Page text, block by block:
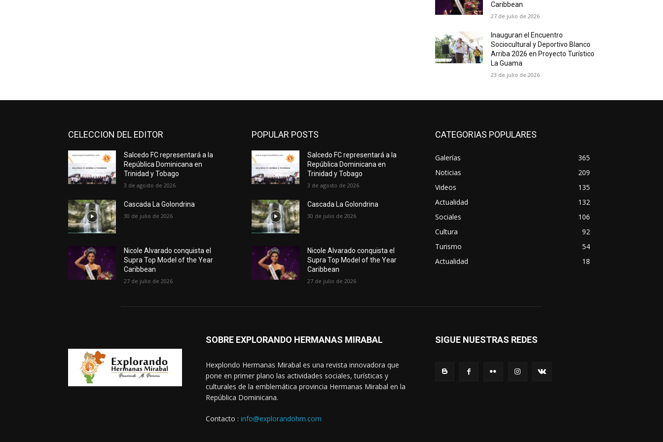
Caribbean
27 de julio de 2026
Inauguran el Encuentro
Sociocultural y Deportivo Blanco
Arriba 2026 en Proyecto Turístico
La Guama
23 de julio de 2026
CELECCION DEL EDITOR
Salcedo FC representará a la
República Dominicana en
Trinidad y Tobago
3 de agosto de 2026
Cascada La Golondrina
30 de julio de 2026
Nicole Alvarado conquista el
Supra Top Model of the Year
Caribbean
27 de julio de 2026
POPULAR POSTS
Salcedo FC representará a la
República Dominicana en
Trinidad y Tobago
3 de agosto de 2026
Cascada La Golondrina
30 de julio de 2026
Nicole Alvarado conquista el
Supra Top Model of the Year
Caribbean
27 de julio de 2026
CATEGORIAS POPULARES
Galerías
365
Noticias
209
Videos
135
Actualidad
132
Sociales
106
Cultura
92
Turismo
54
Actualidad
18
SOBRE EXPLORANDO HERMANAS MIRABAL
Hexplondo Hermanas Mirabal es una revista innovadora que
pone en primer plano las actividades sociales, turísticas y
culturales de la emblemática provincia Hermanas Mirabal en la
República Dominicana.
Contacto : info@explorandohm.com
SIGUE NUESTRAS REDES